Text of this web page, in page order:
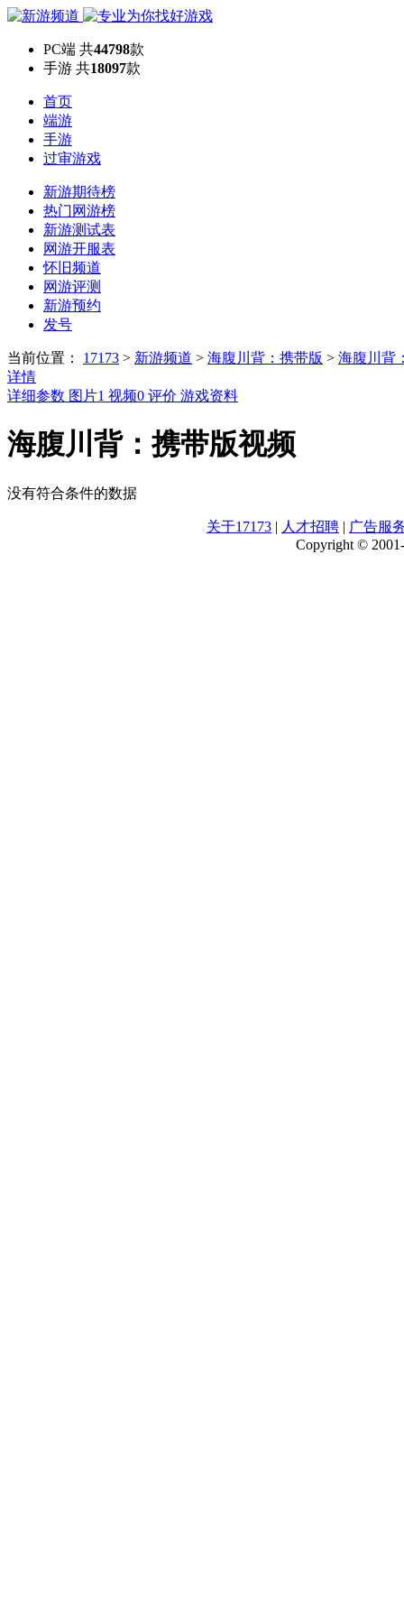
PC端 共44798款
手游 共18097款
首页
端游
手游
过审游戏
新游期待榜
热门网游榜
新游测试表
网游开服表
怀旧频道
网游评测
新游预约
发号
当前位置： 17173 > 新游频道 > 海腹川背：携带版 > 海腹川背
详情
详细参数 图片1 视频0 评价 游戏资料
海腹川背：携带版视频
没有符合条件的数据
关于17173 | 人才招聘 | 广告服
Copyright ©